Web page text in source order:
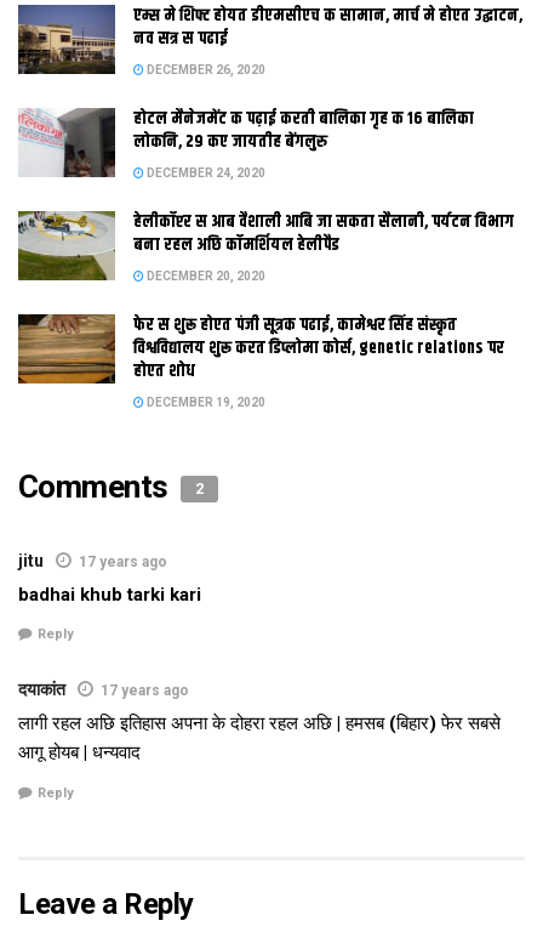
अमेरिकी राजदूत रोमर मुख्यमंत्री नीतीश कुमार स भेंट करि विकास आ
सहयोग क संभावना पर गप करताह। ओ उद्यमी स सेहो भेंट करताह। हुनकर
खुदाबख्श लाइब्रेरी जेबाक सेहो कार्यक्रम अछि।
एम्स मे शिफ्ट होयत डीएमसीएच क सामान, मार्च मे होएत उद्घाटन,
नव सत्र स पढाई
DECEMBER 26, 2020
होटल मैनेजमेंट क पढ़ाई करती बालिका गृह क 16 बालिका
लोकनि, 29 कए जायतीह बेंगलुरु
DECEMBER 24, 2020
हेलीकॉप्टर स आब वैशाली आबि जा सकता सैलानी, पर्यटन विभाग
बना रहल अछि कॉमर्शियल हेलीपैड
DECEMBER 20, 2020
फेर स शुरू होएत पंजी सूत्रक पढाई, कामेश्वर सिंह संस्कृत
विश्वविद्यालय शुरू करत डिप्लोमा कोर्स, genetic relations पर
होएत शोध
DECEMBER 19, 2020
Comments 2
jitu 17 years ago
badhai khub tarki kari
Reply
दयाकांत 17 years ago
लागी रहल अछि इतिहास अपना के दोहरा रहल अछि | हमसब (बिहार) फेर सबसे
आगू होयब | धन्यवाद
Reply
Leave a Reply